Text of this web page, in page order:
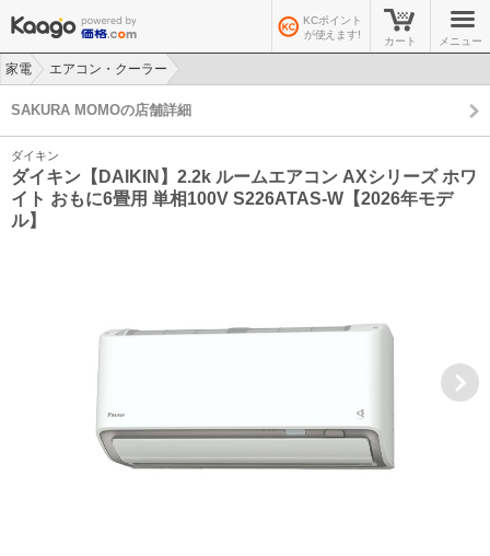
KCポイント
が使えます!
カート メニュー
家電
エアコン・クーラー
SAKURA MOMOの店舗詳細
ダイキン
ダイキン【DAIKIN】2.2k ルームエアコン AXシリーズ ホワ
イト おもに6畳用 単相100V S226ATAS-W【2026年モデ
ル】